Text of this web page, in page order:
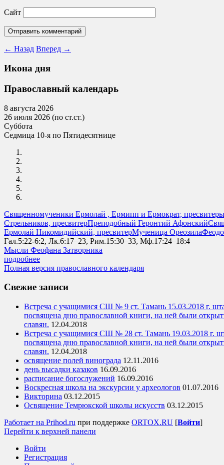
Сайт
← Назад Вперед →
Икона дня
Православный календарь
8 августа 2026
26 июля 2026 (по ст.ст.)
Суббота
Седмица 10-я по Пятидесятнице
Священномученики Ермолай , Ермипп и Ермократ, пресвитеры
Стрельников, пресвитерПреподобный Геронтий Афонский
Ермолай Никомидийский, пресвитерМученица Ореозила
Гал.5:22-6:2, Лк.6:17–23, Рим.15:30–33, Мф.17:24–18:4
Мысли Феофана Затворника
подробнее
Полная версия православного календаря
Свежие записи
Встреча с учащимися СШ № 9 ст. Тамань 15.03.2018 г.
посвящена дню православной книги, на ней были
славян. 12.04.2018
Встреча с учащимися СШ № 28 ст. Тамань 19.03.2018 г.
посвящена дню православной книги, на ней были
славян. 12.04.2018
освящение полей винограда 12.11.2016
день высадки казаков 16.09.2016
расписание богослужений 16.09.2016
Воскресная школа на экскурсии у археологов 01.07.2016
Викторина 03.12.2015
Освящение Темрюкской школы искусств 03.12.2015
Работает на Prihod.ru при поддержке ORTOX.RU [Войти]
Перейти к верхней панели
Войти
Регистрация